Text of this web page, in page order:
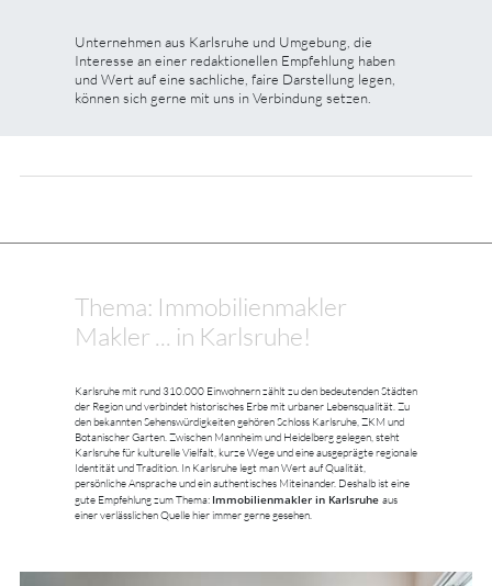
Unternehmen aus Karlsruhe und Umgebung, die
Interesse an einer redaktionellen Empfehlung haben
und Wert auf eine sachliche, faire Darstellung legen,
können sich gerne mit uns in Verbindung setzen.
Thema: Immobilienmakler
Makler ... in Karlsruhe!
Karlsruhe mit rund 310.000 Einwohnern zählt zu den bedeutenden Städten
der Region und verbindet historisches Erbe mit urbaner Lebensqualität. Zu
den bekannten Sehenswürdigkeiten gehören Schloss Karlsruhe, ZKM und
Botanischer Garten. Zwischen Mannheim und Heidelberg gelegen, steht
Karlsruhe für kulturelle Vielfalt, kurze Wege und eine ausgeprägte regionale
Identität und Tradition. In Karlsruhe legt man Wert auf Qualität,
persönliche Ansprache und ein authentisches Miteinander. Deshalb ist eine
gute Empfehlung zum Thema: Immobilienmakler in Karlsruhe aus
einer verlässlichen Quelle hier immer gerne gesehen.